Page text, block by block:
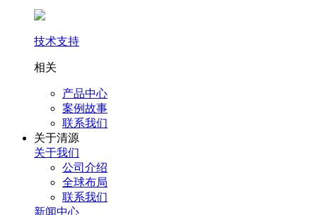
技术支持
相关
产品中心
案例故事
联系我们
关于清源
关于我们
公司介绍
全球布局
联系我们
新闻中心